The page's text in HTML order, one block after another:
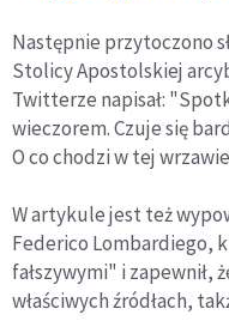
Następnie przytoczono
Stolicy Apostolskiej
Twitterze napisał:
wieczorem. Czuje się
O co chodzi w tej
W artykule jest też
Federico Lombardiego,
fałszywymi" i zapewnił,
właściwych źródłach,